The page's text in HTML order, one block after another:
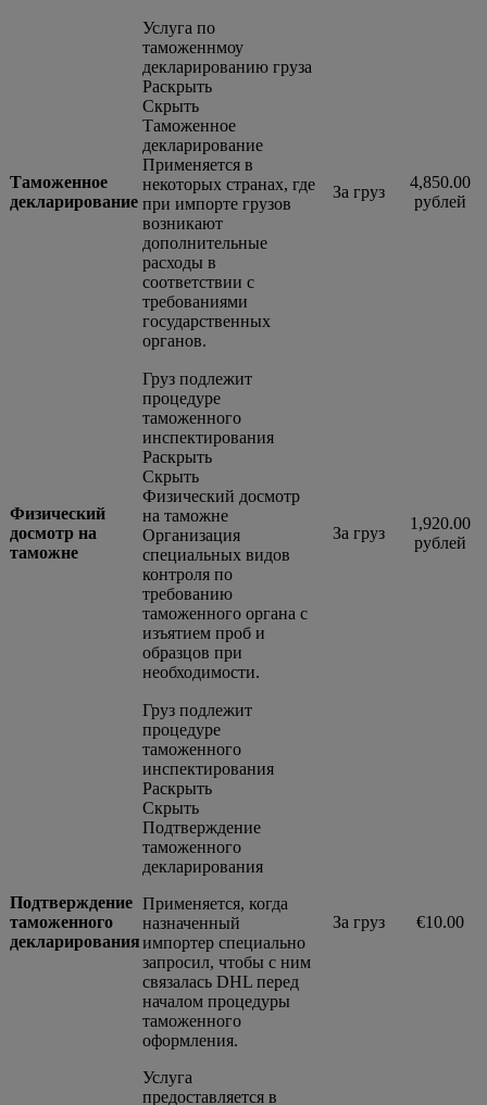
Таможенное
декларирование
Услуга по
таможеннмоу
декларированию груза
Раскрыть
Скрыть
Таможенное
декларирование
Применяется в
некоторых странах, где
при импорте грузов
возникают
дополнительные
расходы в
соответствии с
требованиями
государственных
органов.
За груз
4,850.00
рублей
Физический
досмотр на
таможне
Груз подлежит
процедуре
таможенного
инспектирования
Раскрыть
Скрыть
Физический досмотр
на таможне
Организация
специальных видов
контроля по
требованию
таможенного органа с
изъятием проб и
образцов при
необходимости.
За груз
1,920.00
рублей
Подтверждение
таможенного
декларирования
Груз подлежит
процедуре
таможенного
инспектирования
Раскрыть
Скрыть
Подтверждение
таможенного
декларирования
Применяется, когда
назначенный
импортер специально
запросил, чтобы с ним
связалась DHL перед
началом процедуры
таможенного
оформления.
Услуга
предоставляется в
За груз €10.00